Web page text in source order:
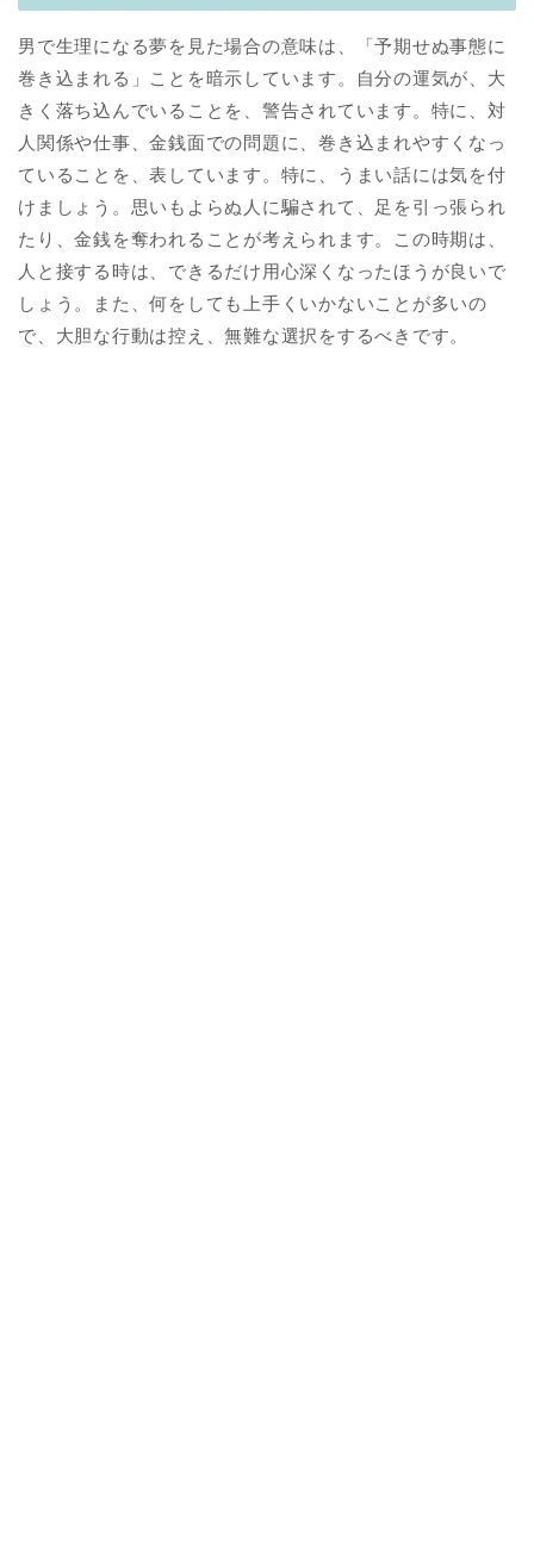
男で生理になる夢を見た場合の意味は、「予期せぬ事態に
巻き込まれる」ことを暗示しています。自分の運気が、大
きく落ち込んでいることを、警告されています。特に、対
人関係や仕事、金銭面での問題に、巻き込まれやすくなっ
ていることを、表しています。特に、うまい話には気を付
けましょう。思いもよらぬ人に騙されて、足を引っ張られ
たり、金銭を奪われることが考えられます。この時期は、
人と接する時は、できるだけ用心深くなったほうが良いで
しょう。また、何をしても上手くいかないことが多いの
で、大胆な行動は控え、無難な選択をするべきです。